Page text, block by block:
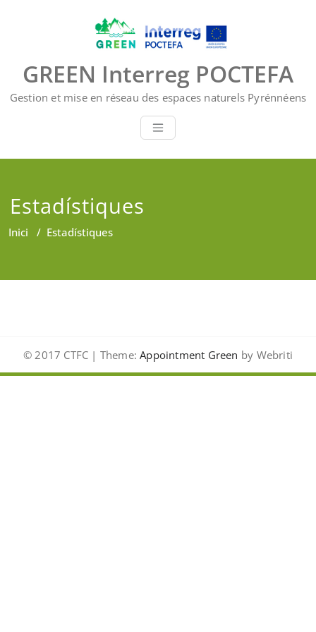
GREEN Interreg POCTEFA
Gestion et mise en réseau des espaces naturels Pyrénnéens
Estadístiques
Inici / Estadístiques
© 2017 CTFC | Theme: Appointment Green by Webriti